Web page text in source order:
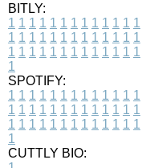
BITLY:
1 1 1 1 1 1 1 1 1 1 1 1 1
1 1 1 1 1 1 1 1 1 1 1 1 1
1 1 1 1 1 1 1 1 1 1 1 1 1
1
SPOTIFY:
1 1 1 1 1 1 1 1 1 1 1 1 1
1 1 1 1 1 1 1 1 1 1 1 1 1
1 1 1 1 1 1 1 1 1 1 1 1 1
1
CUTTLY BIO: